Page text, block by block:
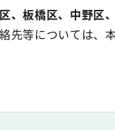
、板橋区、中野区
先等については、